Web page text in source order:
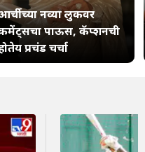
नव्या लुकवर
पाऊस, कॅप्शनची
प्रचंड चर्चा